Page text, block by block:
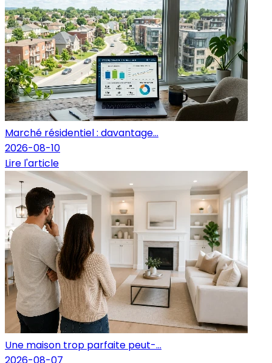
Marché résidentiel : davantage...
2026-08-10
Lire l'article
Une maison trop parfaite peut-...
2026-08-07